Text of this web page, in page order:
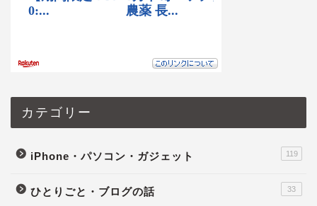
カテゴリー
iPhone・パソコン・ガジェット 119
ひとりごと・ブログの話 33